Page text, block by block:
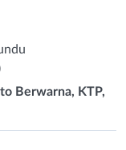
Berwarna, KTP,